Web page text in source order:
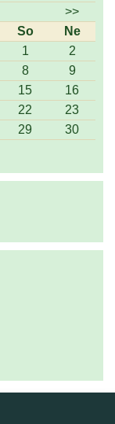
>>
So
Ne
1
2
8
9
15
16
22
23
29
30